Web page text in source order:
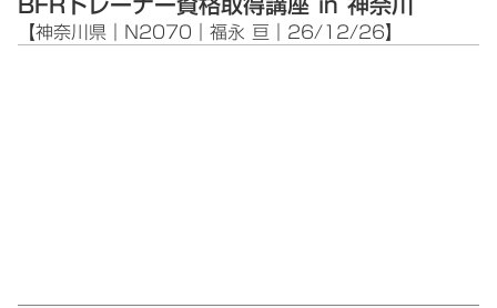
【神奈川県｜N2070｜福永 亘｜26/12/26】